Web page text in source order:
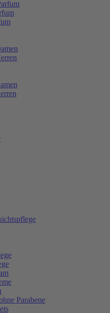
Parabene